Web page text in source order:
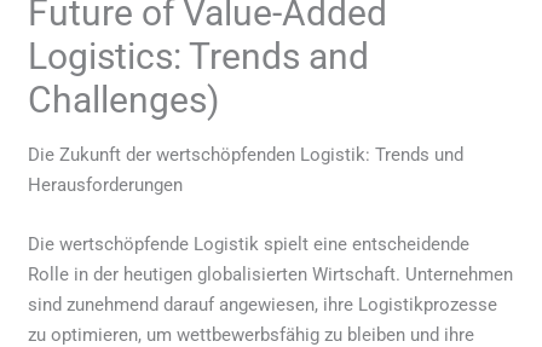
Future of Value-Added
Logistics: Trends and
Challenges)
Die Zukunft der wertschöpfenden Logistik: Trends und
Herausforderungen
Die wertschöpfende Logistik spielt eine entscheidende
Rolle in der heutigen globalisierten Wirtschaft. Unternehmen
sind zunehmend darauf angewiesen, ihre Logistikprozesse
zu optimieren, um wettbewerbsfähig zu bleiben und ihre